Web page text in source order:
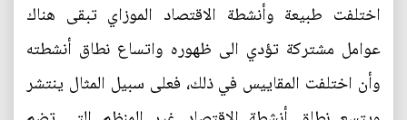
اختلفت طبيعة وأنشطة الاقتصاد الموزاي تبقى هناك
عوامل مشتركة تؤدي الى ظهوره واتساع نطاق أنشطته
وأن اختلفت المقاييس في ذلك، فعلى سبيل المثال ينتشر